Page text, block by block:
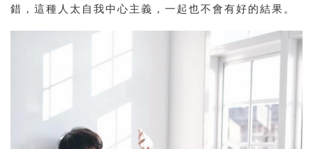
錯，這種人太自我中心主義，一起也不會有好的結果。